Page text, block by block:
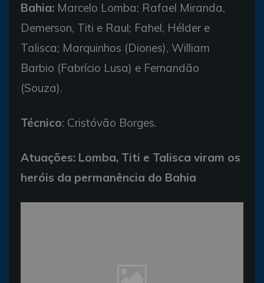
Bahia: Marcelo Lomba; Rafael Miranda,
Demerson, Titi e Raul; Fahel, Hélder e
Talisca; Marquinhos (Diones), William
Barbio (Fabrício Lusa) e Fernandão
(Souza).
Técnico: Cristóvão Borges.
Atuações: Lomba, Titi e Talisca viram os
heróis da permanência do Bahia